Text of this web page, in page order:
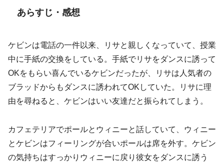
あらすじ・感想
ケビンは電話の一件以来、リサと親しくなっていて、授業
中に手紙の交換をしている。手紙でリサをダンスに誘って
OKをもらい喜んでいるケビンだったが、リサは人気者の
ブラッドからもダンスに誘われてOKしていた。リサに理
由を尋ねると、ケビンはいい友達だと振られてしまう。
カフェテリアでポールとウィニーと話していて、ウィニー
とケビンはフィーリングが合いポールは席を外す。ケビン
の気持ちはすっかりウィニーに戻り彼女をダンスに誘う